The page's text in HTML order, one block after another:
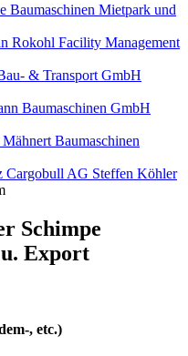
Baumaschinen Mietpark und
Rokohl Facility Management
& Transport GmbH
Baumaschinen GmbH
Baumaschinen
Cargobull AG Steffen Köhler
Schimpe
Export
, etc.)